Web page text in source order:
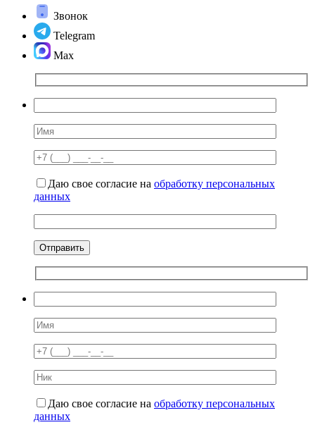
Звонок
Telegram
Max
Даю свое согласие на обработку персональных
данных
Даю свое согласие на обработку персональных
данных